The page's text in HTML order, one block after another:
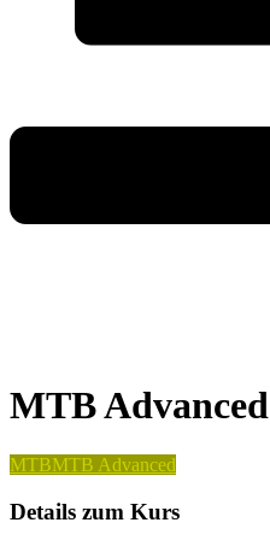
MTB Advanced
MTBMTB Advanced
Details zum Kurs